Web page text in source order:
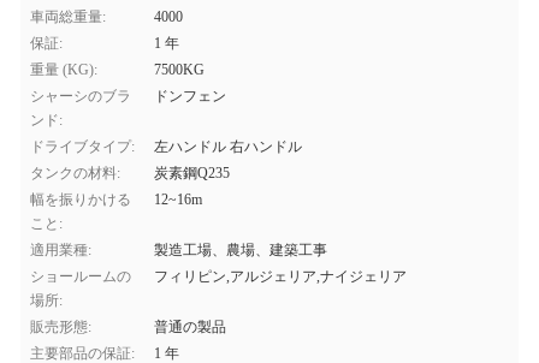
車両総重量:
4000
保証:
1 年
重量 (KG):
7500KG
シャーシのブラ
ンド:
ドンフェン
ドライブタイプ:
左ハンドル 右ハンドル
タンクの材料:
炭素鋼Q235
幅を振りかける
こと:
12~16m
適用業種:
製造工場、農場、建築工事
ショールームの
場所:
フィリピン,アルジェリア,ナイジェリア
販売形態:
普通の製品
主要部品の保証:
1 年